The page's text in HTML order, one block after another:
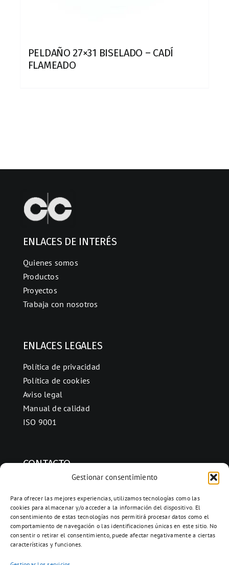
Gestionar consentimiento
Para ofrecer las mejores experiencias, utilizamos tecnologías como las
cookies para almacenar y/o acceder a la información del dispositivo. El
consentimiento de estas tecnologías nos permitirá procesar datos como el
comportamiento de navegación o las identificaciones únicas en este sitio. No
consentir o retirar el consentimiento, puede afectar negativamente a ciertas
características y funciones.
PELDAÑO 27×31 BISELADO – CADÍ
FLAMEADO
ENLACES DE INTERÉS
Quienes somos
Productos
Proyectos
Trabaja con nosotros
ENLACES LEGALES
Política de privacidad
Política de cookies
Aviso legal
Manual de calidad
ISO 9001
CONTACTO
08280 Calaf, Barcelona
938 69 82 50
info@ceramicascalaf.com